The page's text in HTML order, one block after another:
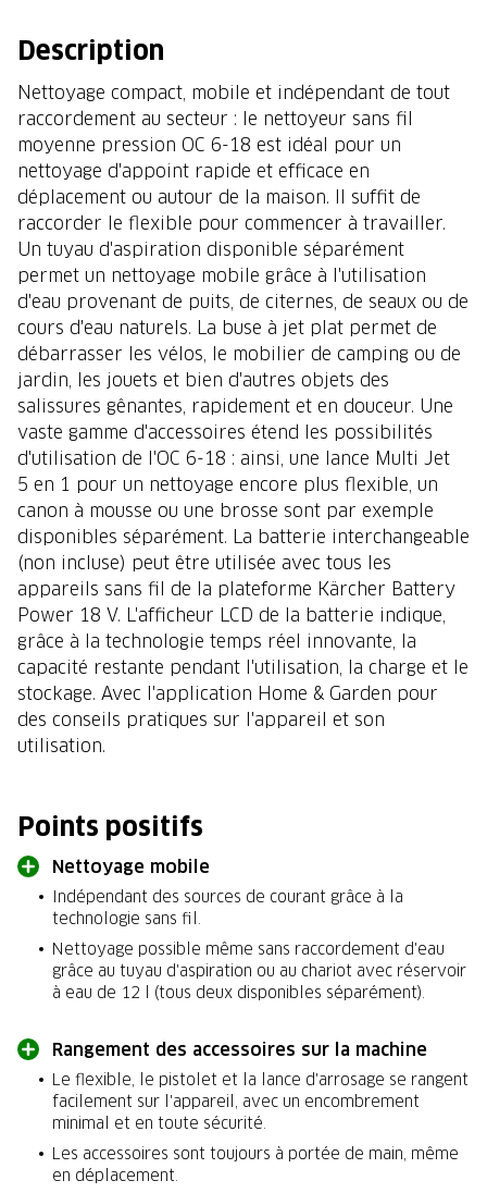
Description
Nettoyage compact, mobile et indépendant de tout
raccordement au secteur : le nettoyeur sans fil
moyenne pression OC 6-18 est idéal pour un
nettoyage d'appoint rapide et efficace en
déplacement ou autour de la maison. Il suffit de
raccorder le flexible pour commencer à travailler.
Un tuyau d'aspiration disponible séparément
permet un nettoyage mobile grâce à l'utilisation
d'eau provenant de puits, de citernes, de seaux ou de
cours d'eau naturels. La buse à jet plat permet de
débarrasser les vélos, le mobilier de camping ou de
jardin, les jouets et bien d'autres objets des
salissures gênantes, rapidement et en douceur. Une
vaste gamme d'accessoires étend les possibilités
d'utilisation de l'OC 6-18 : ainsi, une lance Multi Jet
5 en 1 pour un nettoyage encore plus flexible, un
canon à mousse ou une brosse sont par exemple
disponibles séparément. La batterie interchangeable
(non incluse) peut être utilisée avec tous les
appareils sans fil de la plateforme Kärcher Battery
Power 18 V. L'afficheur LCD de la batterie indique,
grâce à la technologie temps réel innovante, la
capacité restante pendant l'utilisation, la charge et le
stockage. Avec l'application Home & Garden pour
des conseils pratiques sur l'appareil et son
utilisation.
Points positifs
Nettoyage mobile
Indépendant des sources de courant grâce à la
technologie sans fil.
Nettoyage possible même sans raccordement d'eau
grâce au tuyau d'aspiration ou au chariot avec réservoir
à eau de 12 l (tous deux disponibles séparément).
Rangement des accessoires sur la machine
Le flexible, le pistolet et la lance d'arrosage se rangent
facilement sur l'appareil, avec un encombrement
minimal et en toute sécurité.
Les accessoires sont toujours à portée de main, même
en déplacement.